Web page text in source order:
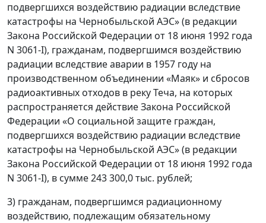
подвергшихся воздействию радиации вследствие
катастрофы на Чернобыльской АЭС» (в редакции
Закона Российской Федерации от 18 июня 1992 года
N 3061-I), гражданам, подвергшимся воздействию
радиации вследствие аварии в 1957 году на
производственном объединении «Маяк» и сбросов
радиоактивных отходов в реку Теча, на которых
распространяется действие Закона Российской
Федерации «О социальной защите граждан,
подвергшихся воздействию радиации вследствие
катастрофы на Чернобыльской АЭС» (в редакции
Закона Российской Федерации от 18 июня 1992 года
N 3061-I), в сумме 243 300,0 тыс. рублей;
3) гражданам, подвергшимся радиационному
воздействию, подлежащим обязательному